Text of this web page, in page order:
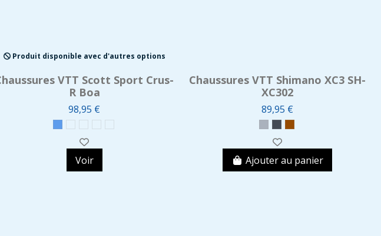
Produit disponible avec d'autres options
VTT Scott Sport Crus-
R Boa
98,95 €
Voir
Chaussures VTT Shimano XC3 SH-
XC302
89,95 €
Ajouter au panier